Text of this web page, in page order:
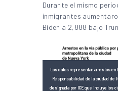
Durante el mismo
inmigrantes
Biden a 2,888 bajo
Los datos representan arrestos en
Responsabilidad de la ciudad de
designada por ICE que incluye los